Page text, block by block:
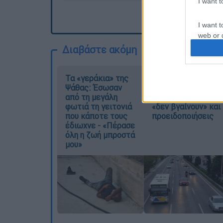
I want
web or
I want
or app.
I want
I want
Διαβάστε ακόμη
Τα «γεράκια» της
Ψάθας: Έσωσαν
από τη μεγάλη
φωτιά τη γειτονιά
που κάποτε τους
έδιωχνε - «Πέρασε
όλη η ζωή μπροστά
μου»
«δεν βγαίνουν» και
προειδοποιήσεις